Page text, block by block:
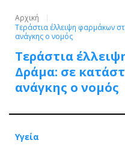
Αρχική
Τεράστια έλλειψη φαρμάκων
ανάγκης ο νομός
Τεράστια
Δράμα: σε
ανάγκης ο νομός
Υγεία